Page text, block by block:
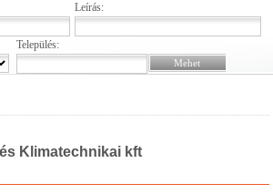
Leírás:
Település:
Klimatechnikai kft